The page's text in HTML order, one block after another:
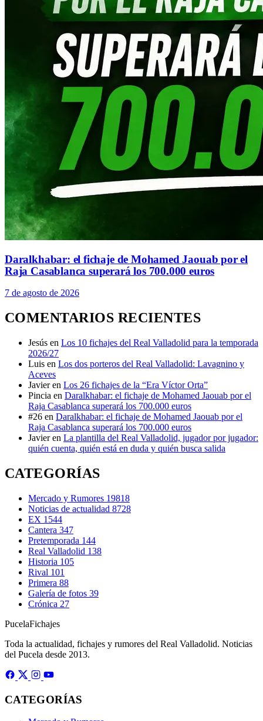
Daralkhabar: el fichaje de Mohamed Jaouab por el
Raja Casablanca superará los 700.000 euros
7 de agosto de 2026
COMENTARIOS RECIENTES
Jesús en Los 10 fichajes del Real Valladolid para la temporada
2026/27
Luis en Los dos porteros del Real Valladolid: Lavagnino y
Aceves
Javier en Los 26 fichajes de la “Era Víctor Orta”
Pincia en Daralkhabar: el fichaje de Mohamed Jaouab por el
Raja Casablanca superará los 700.000 euros
#26 en Daralkhabar: el fichaje de Mohamed Jaouab por el
Raja Casablanca superará los 700.000 euros
Javier en La plantilla del Real Valladolid, jugador por jugador:
quién cuenta, quién está en duda y quién busca salida
CATEGORÍAS
Mercado y Rumores 19818
Noticias de actualidad 8728
EX 1544
Cantera 347
Pretemporada 144
Real Valladolid 138
Historia 105
Rival 101
Primera 88
Galería de fotos 39
Crónica 27
PucelaFichajes
Toda la actualidad, fichajes y rumores del Real Valladolid. Noticias
del Pucela desde 2013.
CATEGORÍAS